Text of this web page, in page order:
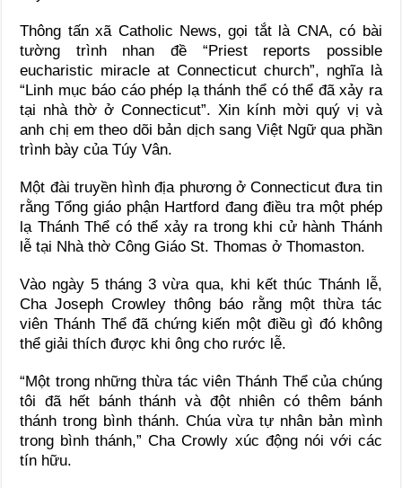
Thông tấn xã Catholic News, gọi tắt là CNA, có bài
tường trình nhan đề “Priest reports possible
eucharistic miracle at Connecticut church”, nghĩa là
“Linh mục báo cáo phép lạ thánh thể có thể đã xảy ra
tại nhà thờ ở Connecticut”. Xin kính mời quý vị và
anh chị em theo dõi bản dịch sang Việt Ngữ qua phần
trình bày của Túy Vân.
Một đài truyền hình địa phương ở Connecticut đưa tin
rằng Tổng giáo phận Hartford đang điều tra một phép
lạ Thánh Thể có thể xảy ra trong khi cử hành Thánh
lễ tại Nhà thờ Công Giáo St. Thomas ở Thomaston.
Vào ngày 5 tháng 3 vừa qua, khi kết thúc Thánh lễ,
Cha Joseph Crowley thông báo rằng một thừa tác
viên Thánh Thể đã chứng kiến một điều gì đó không
thể giải thích được khi ông cho rước lễ.
“Một trong những thừa tác viên Thánh Thể của chúng
tôi đã hết bánh thánh và đột nhiên có thêm bánh
thánh trong bình thánh. Chúa vừa tự nhân bản mình
trong bình thánh,” Cha Crowly xúc động nói với các
tín hữu.